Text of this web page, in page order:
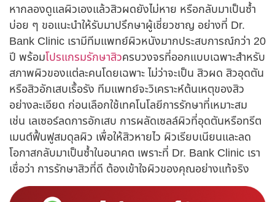
หากลองดูแลผิวเองแล้วสิวผดยังไม่หาย หรือกลับมาเป็นซ้ำ
บ่อย ๆ ขอแนะนำให้รับมาปรึกษาผู้เชี่ยวชาญ อย่างที่ Dr.
Bank Clinic เรามีทีมแพทย์ผิวหนังมากประสบการณ์กว่า 20
ปี พร้อมโปรแกรมรักษาสิวครบวงจรที่ออกแบบเฉพาะสำหรับ
สภาพผิวของแต่ละคนโดยเฉพาะ ไม่ว่าจะเป็น สิวผด สิวอุดตัน
หรือสิวอักเสบเรื้อรัง ทีมแพทย์จะวิเคราะห์ต้นเหตุของสิว
อย่างละเอียด ก่อนเลือกใช้เทคโนโลยีการรักษาที่เหมาะสม
เช่น เลเซอร์ลดการอักเสบ การผลัดเซลล์ผิวที่อุดตันหรือทรีต
เมนต์ฟื้นฟูสมดุลผิว เพื่อให้สิวหายไว ผิวเรียบเนียนและลด
โอกาสกลับมาเป็นซ้ำในอนาคต เพราะที่ Dr. Bank Clinic เรา
เชื่อว่า การรักษาสิวที่ดี ต้องเข้าใจผิวของคุณอย่างแท้จริง